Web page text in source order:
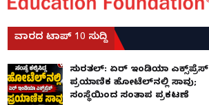
ವಾರದ ಟಾಪ್ 10 ಸುದ್ದಿ
ಸುರತ್ಕಲ್: ಏರ್ ಇಂಡಿಯಾ ಎಕ್ಸ್‌ಪ್ರೆಸ್
ಪ್ರಯಾಣಿಕ ಹೋಟೆಲ್‌ನಲ್ಲಿ ಸಾವು;
ಸಂಸ್ಥೆಯಿಂದ ಸಂತಾಪ ಪ್ರಕಟಣೆ